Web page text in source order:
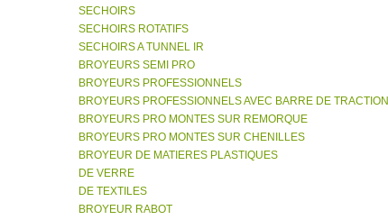
SECHOIRS
SECHOIRS ROTATIFS
SECHOIRS A TUNNEL IR
BROYEURS SEMI PRO
BROYEURS PROFESSIONNELS
BROYEURS PROFESSIONNELS AVEC BARRE DE TRACTION
BROYEURS PRO MONTES SUR REMORQUE
BROYEURS PRO MONTES SUR CHENILLES
BROYEUR DE MATIERES PLASTIQUES
DE VERRE
DE TEXTILES
BROYEUR RABOT